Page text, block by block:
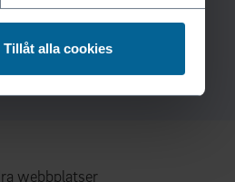
funktioner för
information från din enhet
kombinera informationen
tjänster.
Tillåt alla cookies
webbplatser